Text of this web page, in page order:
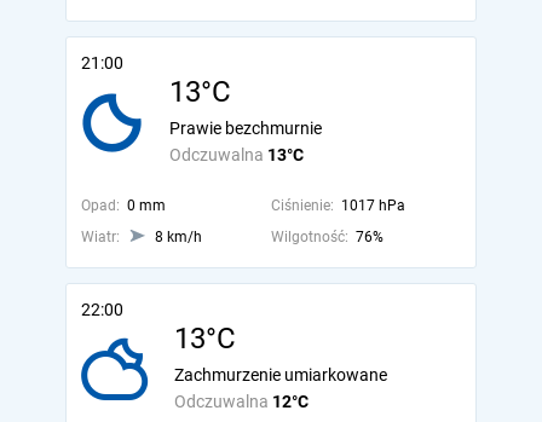
21:00
13°C
Odczuwalna 13°C
Prawie bezchmurnie
Opad: 0 mm Ciśnienie: 1017 hPa
Wiatr:
8 km/h Wilgotność: 76%
22:00
13°C
Odczuwalna 12°C
Zachmurzenie umiarkowane